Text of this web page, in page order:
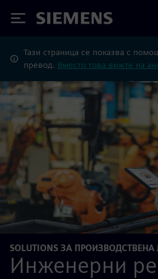
Siemens
Тази страница се показва с
превод. Вместо това вижте на
SOLUTIONS ЗА
Инженерни